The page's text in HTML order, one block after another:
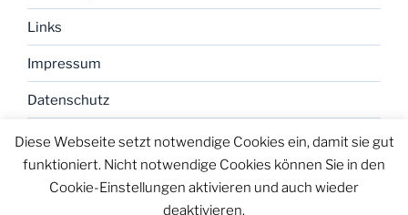
Links
Impressum
Datenschutz
Diese Webseite setzt notwendige Cookies ein, damit sie gut
funktioniert. Nicht notwendige Cookies können Sie in den
Cookie-Einstellungen aktivieren und auch wieder
deaktivieren.